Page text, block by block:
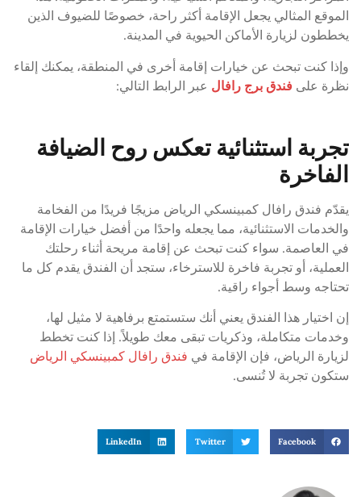
الموقع المثالي يجعل الإقامة أكثر راحة، خصوصًا للضيوف الذين
يخططون لزيارة الأماكن الحيوية في المدينة.
وإذا كنت تبحث عن خيارات إقامة أخرى في المنطقة، يمكنك إلقاء
نظرة على فندق برج رافال عبر الرابط التالي:
تجربة استثنائية تعكس روح الضيافة
الفاخرة
يقدّم فندق رافال كمبينسكي الرياض مزيجًا فريدًا من الفخامة
والخدمات الاستثنائية، مما يجعله واحدًا من أفضل خيارات الإقامة
في العاصمة. سواء كنت تبحث عن إقامة مريحة أثناء رحلتك
العملية، أو تجربة فاخرة للاسترخاء، ستجد أن الفندق يقدم كل ما
تحتاجه وسط أجواء راقية.
إن اختيار هذا الفندق يعني أنك ستستمتع برفاهية لا مثيل لها،
وخدمات متكاملة، وذكريات تبقى معك طويلاً. إذا كنت تخطط
لزيارة الرياض، فإن الإقامة في فندق رافال كمبينسكي الرياض
ستكون تجربة لا تُنسى.
Facebook
Twitter
LinkedIn